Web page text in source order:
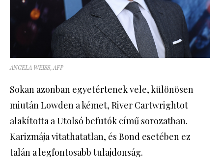
ANGELA WEISS, AFP
Sokan azonban egyetértenek vele, különösen
miután Lowden a kémet, River Cartwrightot
alakította a Utolsó befutók című sorozatban.
Karizmája vitathatatlan, és Bond esetében ez
talán a legfontosabb tulajdonság.